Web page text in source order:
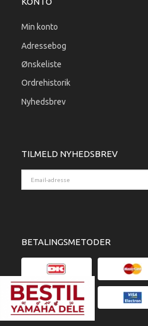
Min konto
Adressebog
Ønskeliste
Ordrehistorik
Nyhedsbrev
TILMELD NYHEDSBREV
BETALINGSMETODER